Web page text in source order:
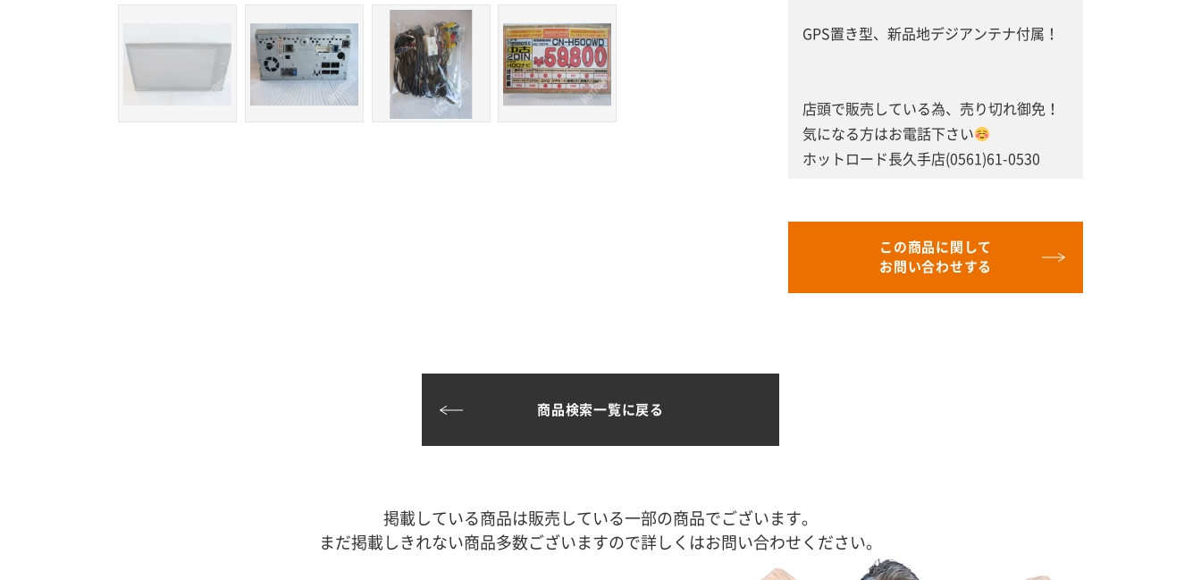
GPS置き型、新品地デジアンテナ付属！
店頭で販売している為、売り切れ御免！
気になる方はお電話下さい
ホットロード長久手店(0561)61-0530
この商品に関して
お問い合わせする
商品検索一覧に戻る
掲載している商品は販売している一部の商品でございます。
まだ掲載しきれない商品多数ございますので詳しくはお問い合わせください。